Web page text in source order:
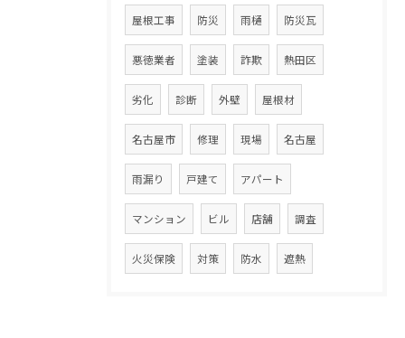
屋根工事 防災 雨樋 防災瓦
悪徳業者 塗装 詐欺 熱田区
劣化 診断 外壁 屋根材
名古屋市 修理 現場 名古屋
雨漏り 戸建て アパート
マンション ビル 店舗 調査
火災保険 対策 防水 遮熱